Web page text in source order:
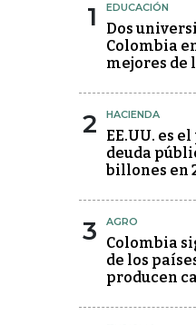
1 EDUCACIÓN
Dos
Colombia
mejores de
2 HACIENDA
EE.UU. es
deuda
billones en
3 AGRO
Colombia
de los
producen